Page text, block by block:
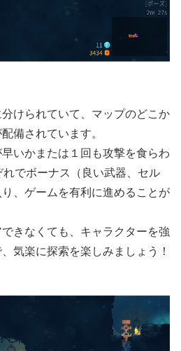
けられていて、マップのどこか
備されています。
いかまたは１回も攻撃を食らわ
でボーナス（良い武器、セル
り、ゲームを有利に進めることが
きなくても、キャラクターを強
気楽に探索を楽しみましょう！